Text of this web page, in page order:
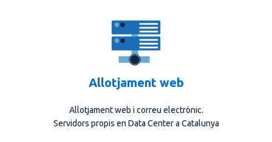
Allotjament web
Allotjament web i correu electrònic.
Servidors propis en Data Center a Catalunya